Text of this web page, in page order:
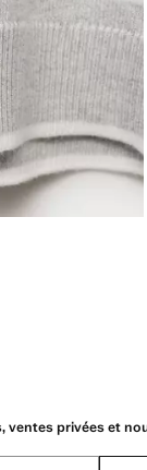
ventes privées et